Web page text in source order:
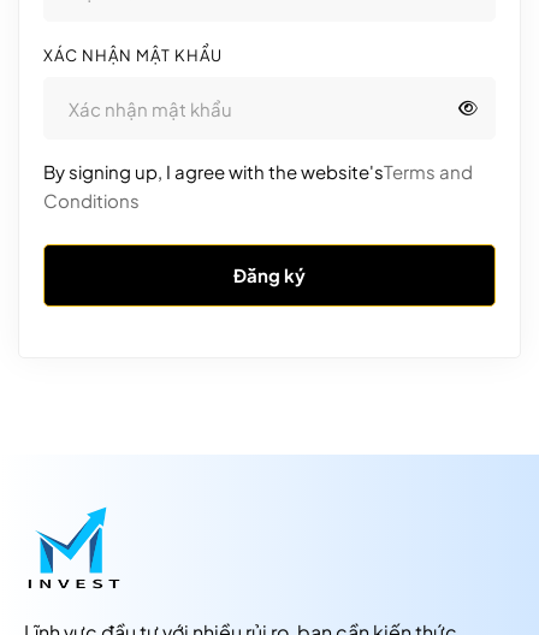
XÁC NHẬN MẬT KHẨU
By signing up, I agree with the website'sTerms and
Conditions
Đăng ký